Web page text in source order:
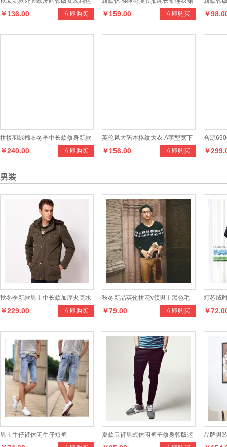
翻领毛呢修身短外套 立即购买
￥136.00
立即购买
￥159.00 外套长
￥
拼接羽绒棉衣冬季中长款修身新款
女时尚休闲棉服 立即购买
￥240.00
英伦风大码本格纹大衣 A字型宽下
摆针织毛衣 立即购买
￥156.00
合源
仔连衣
￥
男装
秋冬季新款男士中长款加厚夹克水
洗男版外套品质男装 立即购买
￥229.00
秋冬新品英伦拼花v领男士黑色毛
衣 学院风男式毛衣 立即购买
￥79.00
灯芯绒
衫夏季
￥
男士牛仔裤休闲牛仔短裤
夏款卫裤男式休闲裤子修身韩版运 品牌男